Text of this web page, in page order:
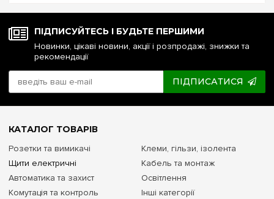
ПІДПИСУЙТЕСЬ І БУДЬТЕ ПЕРШИМИ
Новинки, цікаві новини, акції і розпродажі, знижки та
рекомендації
ПІДПИСАТИСЯ
КАТАЛОГ ТОВАРІВ
Розетки та вимикачі
Щити електричні
Автоматика та захист
Комутація та контроль
Клеми, гільзи, ізолента
Кабель та монтаж
Освітлення
Інші категорії